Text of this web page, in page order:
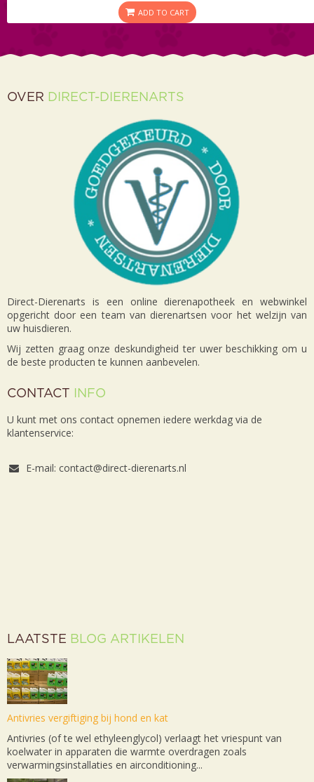
ADD TO CART
OVER DIRECT-DIERENARTS
Direct-Dierenarts is een online dierenapotheek en webwinkel
opgericht door een team van dierenartsen voor het welzijn van
uw huisdieren.
Wij zetten graag onze deskundigheid ter uwer beschikking om u
de beste producten te kunnen aanbevelen.
CONTACT INFO
U kunt met ons contact opnemen iedere werkdag via de
klantenservice:
E-mail: contact@direct-dierenarts.nl
LAATSTE BLOG ARTIKELEN
Antivries vergiftiging bij hond en kat
Antivries (of te wel ethyleenglycol) verlaagt het vriespunt van
koelwater in apparaten die warmte overdragen zoals
verwarmingsinstallaties en airconditioning...